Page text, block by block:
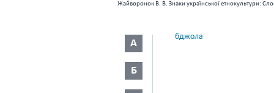
Жайворонок В. В. Знаки української етнокультури:
А
Б
бджола